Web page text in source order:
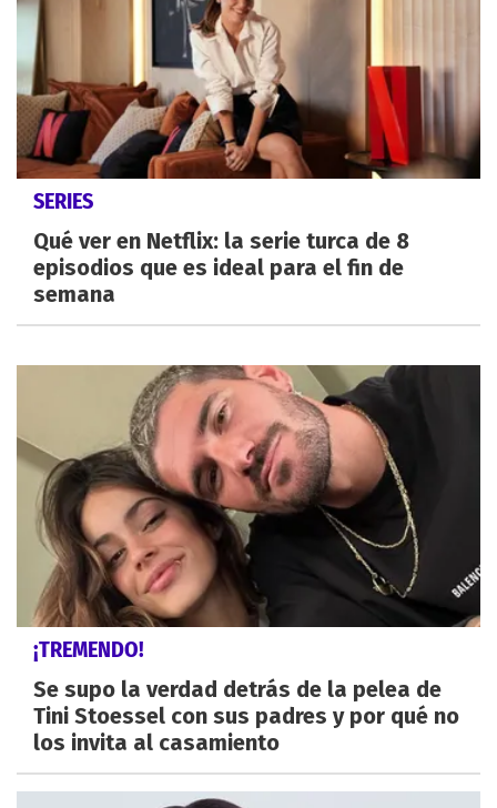
SERIES
Qué ver en Netflix: la serie turca de 8
episodios que es ideal para el fin de
semana
¡TREMENDO!
Se supo la verdad detrás de la pelea de
Tini Stoessel con sus padres y por qué no
los invita al casamiento